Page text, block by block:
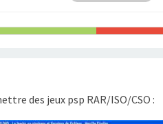
des jeux psp RAR/ISO/CSO :